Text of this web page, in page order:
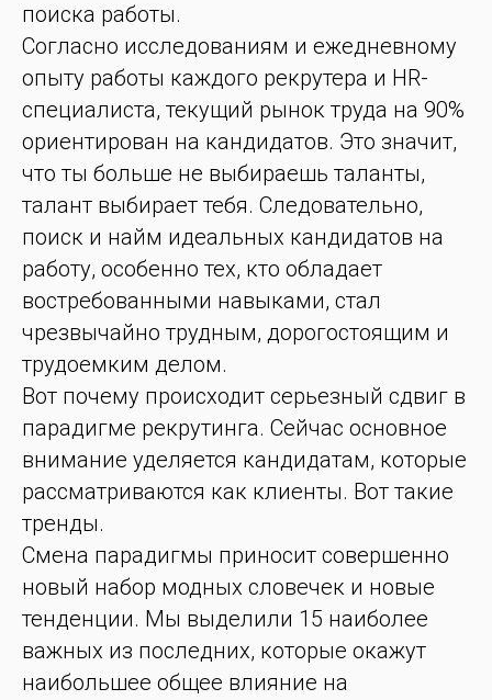
поиска работы.
Согласно исследованиям и ежедневному
опыту работы каждого рекрутера и HR-
специалиста, текущий рынок труда на 90%
ориентирован на кандидатов. Это значит,
что ты больше не выбираешь таланты,
талант выбирает тебя. Следовательно,
поиск и найм идеальных кандидатов на
работу, особенно тех, кто обладает
востребованными навыками, стал
чрезвычайно трудным, дорогостоящим и
трудоемким делом.
Вот почему происходит серьезный сдвиг в
парадигме рекрутинга. Сейчас основное
внимание уделяется кандидатам, которые
рассматриваются как клиенты. Вот такие
тренды.
Смена парадигмы приносит совершенно
новый набор модных словечек и новые
тенденции. Мы выделили 15 наиболее
важных из последних, которые окажут
наибольшее общее влияние на